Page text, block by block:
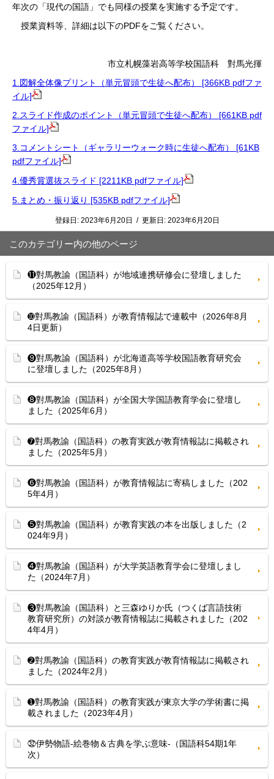
年次の「現代の国語」でも同様の授業を実施する予定です。
授業資料等、詳細は以下のPDFをご覧ください。
市立札幌藻岩高等学校国語科 對馬光揮
1.図解全体像プリント（単元冒頭で生徒へ配布） [366KB pdfファ
イル]
2.スライド作成のポイント（単元冒頭で生徒へ配布） [661KB pdf
ファイル]
3.コメントシート（ギャラリーウォーク時に生徒へ配布） [61KB
pdfファイル]
4.優秀賞選抜スライド [2211KB pdfファイル]
5.まとめ・振り返り [535KB pdfファイル]
登録日: 2023年6月20日 / 更新日: 2023年6月20日
このカテゴリー内の他のページ
⓫對馬教諭（国語科）が地域連携研修会に登壇しました
（2025年12月）
➓對馬教諭（国語科）が教育情報誌で連載中（2026年8月
4日更新）
❾對馬教諭（国語科）が北海道高等学校国語教育研究会
に登壇しました（2025年8月）
❽對馬教諭（国語科）が全国大学国語教育学会に登壇し
ました（2025年6月）
➐對馬教諭（国語科）の教育実践が教育情報誌に掲載され
ました（2025年5月）
❻對馬教諭（国語科）が教育情報誌に寄稿しました（202
5年4月）
❺對馬教諭（国語科）が教育実践の本を出版しました（2
024年9月）
❹對馬教諭（国語科）が大学英語教育学会に登壇しまし
た（2024年7月）
❸對馬教諭（国語科）と三森ゆりか氏（つくば言語技術
教育研究所）の対談が教育情報誌に掲載されました（202
4年4月）
➋對馬教諭（国語科）の教育実践が教育情報誌に掲載され
ました（2024年2月）
➊對馬教諭（国語科）の教育実践が東京大学の学術書に掲
載されました（2023年4月）
㉜伊勢物語-絵巻物＆古典を学ぶ意味-（国語科54期1年
次）